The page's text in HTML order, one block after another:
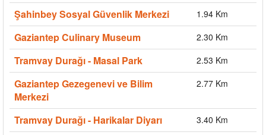
Şahinbey Sosyal Güvenlik Merkezi 1.94 Km
Gaziantep Culinary Museum 2.30 Km
Tramvay Durağı - Masal Park 2.53 Km
Gaziantep Gezegenevi ve Bilim
Merkezi
2.77 Km
Tramvay Durağı - Harikalar Diyarı 3.40 Km